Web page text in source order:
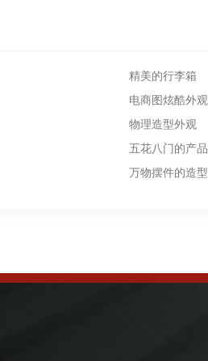
精美的行李箱
电商图炫酷外观
物理造型外观
五花八门的产
万物摆件的造型